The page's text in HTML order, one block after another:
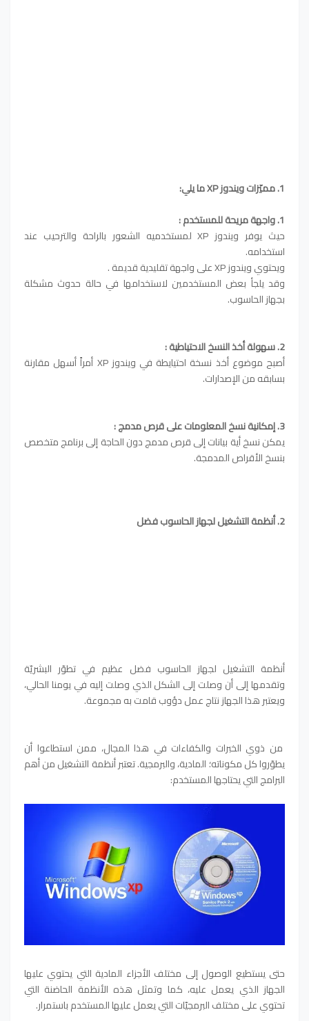
1. مميّزات ويندوز XP ما يلي:
1. واجهة مريحة للمستخدم :
حيث يوفر ويندوز XP لمستخدميه الشعور بالراحة والترحيب عند
استخدامه.
ويحتوي ويندوز XP على واجهة تقليدية قديمة .
وقد يلجأ بعض المستخدمين لاستخدامها في حالة حدوث مشكلة
بجهاز الحاسوب.
2. سهولة أخذ النسخ الاحتياطية :
أصبح موضوع أخذ نسخة احتيايطة في ويندوز XP أمراً أسهل مقارنة
بسابقه من الإصدارات.
3. إمكانية نسخ المعلومات على قرص مدمج :
يمكن نسخ أية بيانات إلى قرص مدمج دون الحاجة إلى برنامج متخصص
بنسخ الأقراص المدمجة.
2. أنظمة التشغيل لجهاز الحاسوب فضل
أنظمة التشغيل لجهاز الحاسوب فضل عظيم في تطوّر البشريّة
وتقدمها إلى أن وصلت إلى الشكل الذي وصلت إليه في يومنا الحالي،
ويعتبر هذا الجهاز نتاج عمل دؤوب قامت به مجموعة.
من ذوي الخبرات والكفاءات في هذا المجال، ممن استطاعوا أن
يطوّروا كل مكوناته؛ المادية، والبرمجية. تعتبر أنظمة التشغيلمن أهم
البرامج التي يحتاجها المستخدم:
حتى يستطيع الوصول إلى مختلف الأجزاء المادية التي يحتوي عليها
الجهاز الذي يعمل عليه، كما وتمثل هذه الأنظمة الحاضنة التي
تحتوي على مختلف البرمجيّات التي يعمل عليها المستخدم باستمرار.